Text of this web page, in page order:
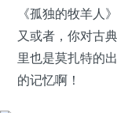
《孤独的牧羊人
又或者，你对古
里也是莫扎特的
的记忆啊！